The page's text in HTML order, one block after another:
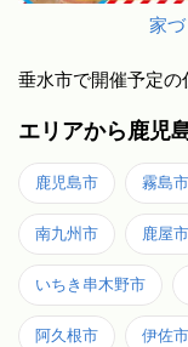
家づ
垂水市で開催予定の
エリアから鹿児
鹿児島市 霧島市
南九州市 鹿屋市
いちき串木野市
阿久根市 伊佐市